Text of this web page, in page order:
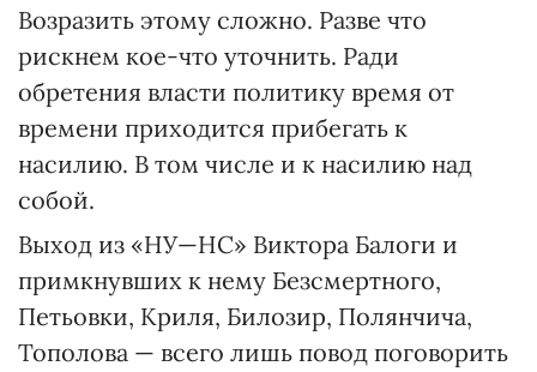
Возразить этому сложно. Разве что
рискнем кое-что уточнить. Ради
обретения власти политику время от
времени приходится прибегать к
насилию. В том числе и к насилию над
собой.
Выход из «НУ—НС» Виктора Балоги и
примкнувших к нему Безсмертного,
Петьовки, Криля, Билозир, Полянчича,
Тополова — всего лишь повод поговорить